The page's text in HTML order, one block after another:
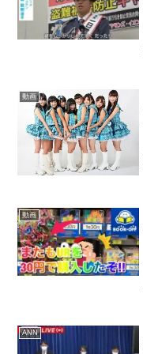
動画
動画
ANN